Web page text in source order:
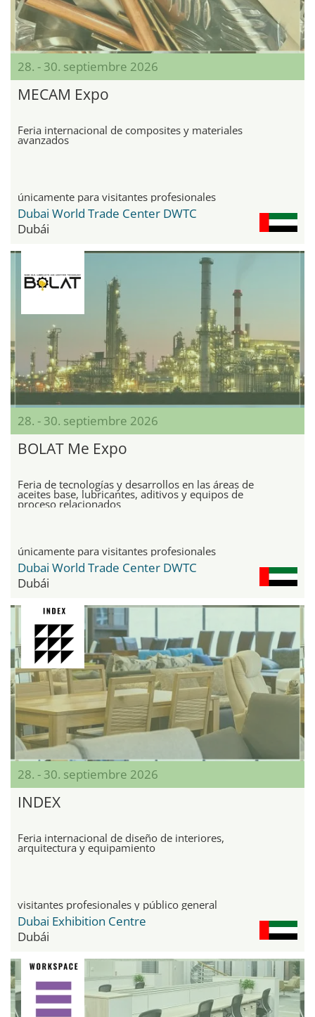
28. - 30. septiembre 2026
MECAM Expo
Feria internacional de composites y materiales
avanzados
únicamente para visitantes profesionales
Dubai World Trade Center DWTC
Dubái
28. - 30. septiembre 2026
BOLAT Me Expo
Feria de tecnologías y desarrollos en las áreas de
aceites base, lubricantes, aditivos y equipos de
proceso relacionados
únicamente para visitantes profesionales
Dubai World Trade Center DWTC
Dubái
28. - 30. septiembre 2026
INDEX
Feria internacional de diseño de interiores,
arquitectura y equipamiento
visitantes profesionales y público general
Dubai Exhibition Centre
Dubái